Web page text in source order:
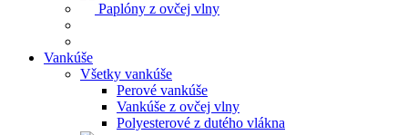
Paplóny z ovčej vlny
Vankúše
Všetky vankúše
Perové vankúše
Vankúše z ovčej vlny
Polyesterové z dutého vlákna